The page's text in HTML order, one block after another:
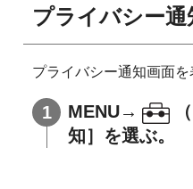
プライバシー通
プライバシー通知画面を
MENU→ （
知］ を選ぶ。